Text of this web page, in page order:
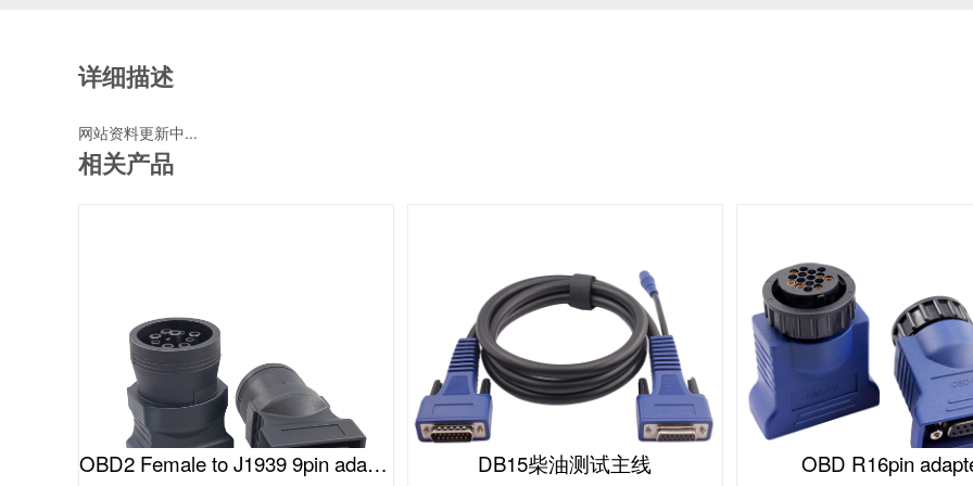
详细描述
网站资料更新中...
相关产品
OBD2 Female to J1939 9pin adapter DB15柴油测试主线 OBD R16pin